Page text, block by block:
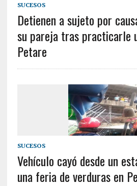
SUCESOS
Detienen a sujeto por
su pareja tras practicarle
Petare
SUCESOS
Vehículo cayó desde un
una feria de verduras en